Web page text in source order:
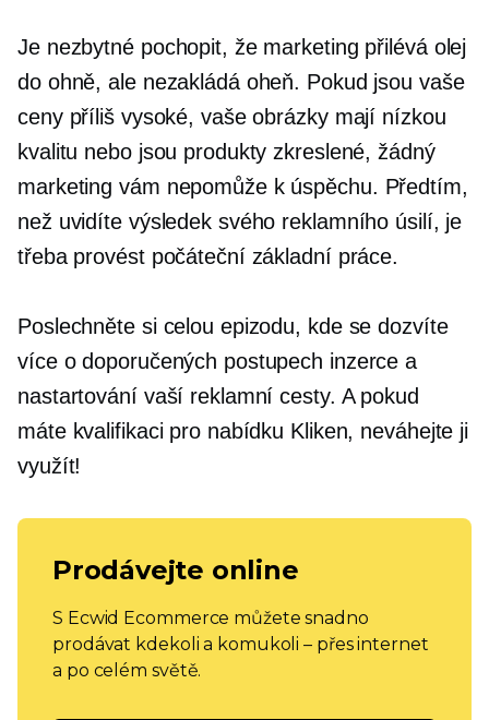
Je nezbytné pochopit, že marketing přilévá olej
do ohně, ale nezakládá oheň. Pokud jsou vaše
ceny příliš vysoké, vaše obrázky mají nízkou
kvalitu nebo jsou produkty zkreslené, žádný
marketing vám nepomůže k úspěchu. Předtím,
než uvidíte výsledek svého reklamního úsilí, je
třeba provést počáteční základní práce.
Poslechněte si celou epizodu, kde se dozvíte
více o doporučených postupech inzerce a
nastartování vaší reklamní cesty. A pokud
máte kvalifikaci pro nabídku Kliken, neváhejte ji
využít!
Prodávejte online
S Ecwid Ecommerce můžete snadno
prodávat kdekoli a komukoli – přes internet
a po celém světě.